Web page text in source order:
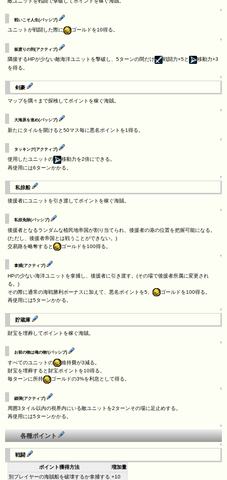
↑
戦いこそ人生(パッシブ)
ユニットが戦闘した際に ゴールドを10得る。
↑
板渡りの刑(アクティブ)
隣接するHPが少ない敵海洋ユニットを撃破し、5ターンの間だけ 戦闘力+5と
移動力+3
を得る。
↑
剣豪
マップを隅々まで探検してポイントを稼ぐ海賊。
↑
大海原を進め(パッシブ)
新たにタイルを開けると50マス毎に悪名ポイントを1得る。
↑
タッキング(アクティブ)
使用したユニットの
移動力を2倍にできる。
再使用には6ターンかかる。
↑
私掠船
後援者にユニットを引き渡してポイントを稼ぐ海賊。
↑
私掠免除(パッシブ)
後援者となるランダムな植民地帝国が割り当てられ、後援者の港の位置を把握可能になる。
(ただし、後援者帝国とは戦うことができない。)
交易路を略奪すると
ゴールドを100得る。
↑
拿捕(アクティブ)
HPの少ない海洋ユニットを拿捕し、後援者に引き渡す。(その場で後援者所属に変更され
る。)
その際に通常の海戦勝利ボーナスに加えて、悪名ポイントを5、
ゴールドを100得る。
再使用には5ターンかかる。
↑
貯蔵庫
財宝を埋葬してポイントを稼ぐ海賊。
↑
お前の物は俺の物!(パッシブ)
すべてのユニットの
維持費が3減る。
財宝を埋葬すると財宝ポイントを10得る。
毎ターンに所持
ゴールドの3%を利息として得る。
↑
鎖弾(アクティブ)
周囲3タイル以内の視界内にいる敵ユニットを2ターンその場に足止めする。
再使用には5ターンかかる。
↑
各種ポイント
↑
戦闘
ポイント獲得方法
増加量
別プレイヤーの海賊船を破壊するか拿捕する +10